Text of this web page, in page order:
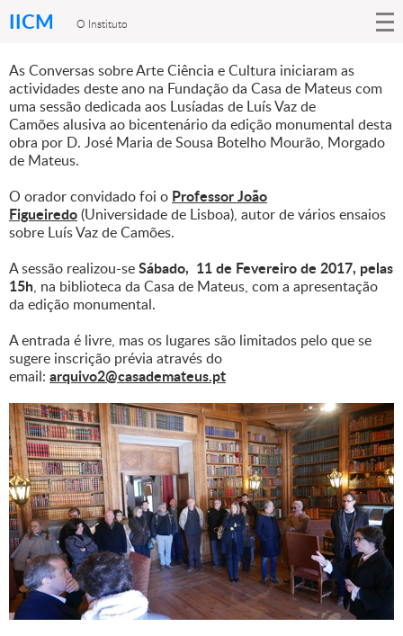
IICM O Instituto
As Conversas sobre Arte Ciência e Cultura iniciaram as
actividades deste ano na Fundação da Casa de Mateus com
uma sessão dedicada aos Lusíadas de Luís Vaz de
Camões alusiva ao bicentenário da edição monumental desta
obra por D. José Maria de Sousa Botelho Mourão, Morgado
de Mateus.
O orador convidado foi o Professor João
Figueiredo(Universidade de Lisboa), autor de vários ensaios
sobre Luís Vaz de Camões.
A sessão realizou-seSábado, 11 de Fevereiro de 2017, pelas
15h, na biblioteca da Casa de Mateus, com a apresentação
da edição monumental.
A entrada é livre, mas os lugares são limitados pelo que se
sugere inscrição prévia através do
email: arquivo2@casademateus.pt